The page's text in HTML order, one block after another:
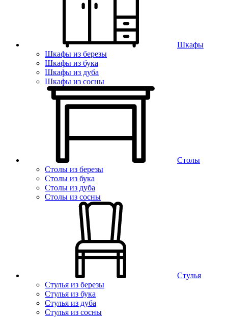
Шкафы
Шкафы из березы
Шкафы из бука
Шкафы из дуба
Шкафы из сосны
Столы
Столы из березы
Столы из бука
Столы из дуба
Столы из сосны
Стулья
Стулья из березы
Стулья из бука
Стулья из дуба
Стулья из сосны